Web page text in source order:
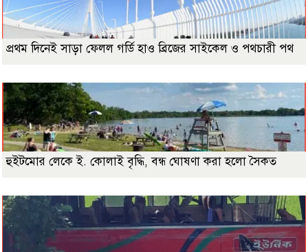
প্রথম দিনেই সাড়া ফেলল গর্ডি হাও ব্রিজের সাইকেল ও পথচারী পথ
হুইটমোর লেকে ই. কোলাই বৃদ্ধি, বন্ধ ঘোষণা করা হলো সৈকত